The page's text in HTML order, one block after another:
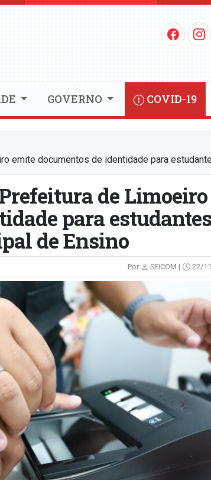
GOVERNO COVID-19
emite documentos de identidade para
de
para estudantes
de Ensino
Por SEICOM | 22/